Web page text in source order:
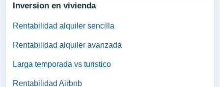
Inversion en vivienda
Rentabilidad alquiler sencilla
Rentabilidad alquiler avanzada
Larga temporada vs turistico
Rentabilidad Airbnb